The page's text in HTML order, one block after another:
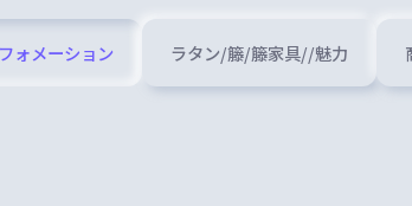
ォメーション ラタン/籐/籐家具//魅力